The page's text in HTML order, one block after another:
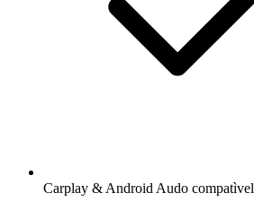
Carplay & Android Audo compatìvel